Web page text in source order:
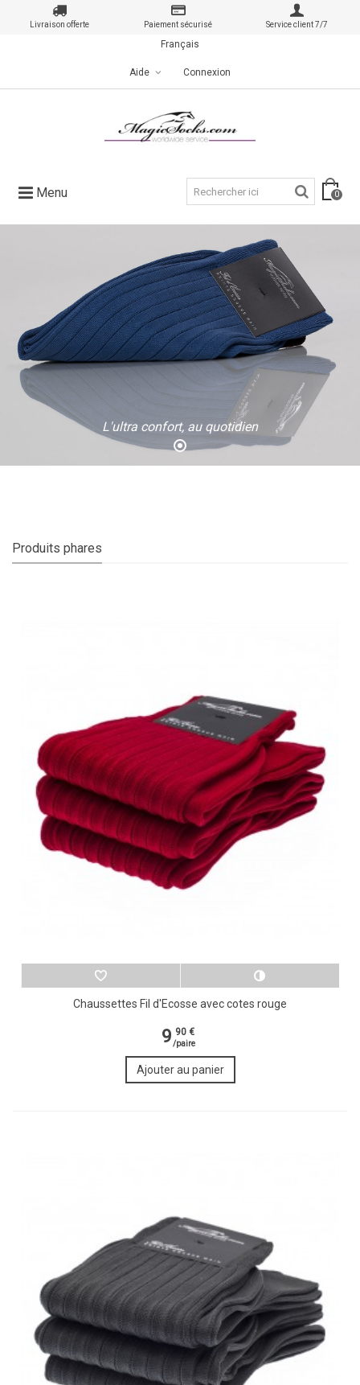
Français
Aide Connexion
Menu 0
L'ultra confort, au quotidien
Produits phares
Chaussettes Fil d'Ecosse avec cotes rouge
9 90 €
/paire
Livraison offerte Paiement sécurisé Service client 7/7